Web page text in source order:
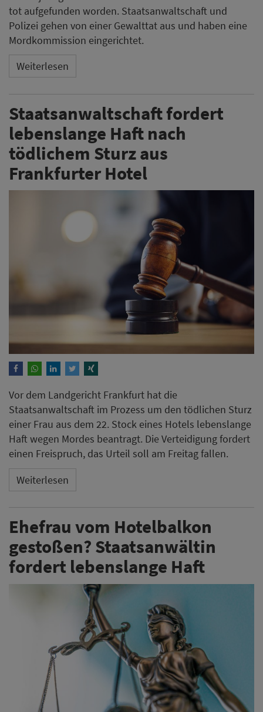
tot aufgefunden worden. Staatsanwaltschaft und
Polizei gehen von einer Gewalttat aus und haben eine
Mordkommission eingerichtet.
Weiterlesen
Staatsanwaltschaft fordert
lebenslange Haft nach
tödlichem Sturz aus
Frankfurter Hotel
Vor dem Landgericht Frankfurt hat die
Staatsanwaltschaft im Prozess um den tödlichen Sturz
einer Frau aus dem 22. Stock eines Hotels lebenslange
Haft wegen Mordes beantragt. Die Verteidigung fordert
einen Freispruch, das Urteil soll am Freitag fallen.
Weiterlesen
Ehefrau vom Hotelbalkon
gestoßen? Staatsanwältin
fordert lebenslange Haft